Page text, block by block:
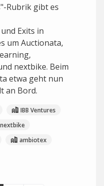
Rubrik gibt es
Exits in
um Auctionata,
nextbike. Beim
etwa geht nun
an Bord.
IBB Ventures
nextbike
ambiotex